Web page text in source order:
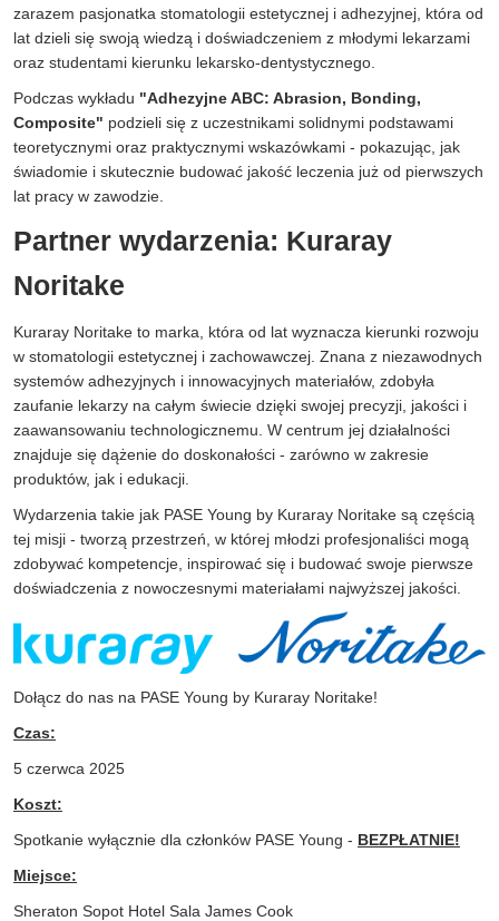
zarazem pasjonatka stomatologii estetycznej i adhezyjnej, która od
lat dzieli się swoją wiedzą i doświadczeniem z młodymi lekarzami
oraz studentami kierunku lekarsko-dentystycznego.
Podczas wykładu "Adhezyjne ABC: Abrasion, Bonding,
Composite" podzieli się z uczestnikami solidnymi podstawami
teoretycznymi oraz praktycznymi wskazówkami - pokazując, jak
świadomie i skutecznie budować jakość leczenia już od pierwszych
lat pracy w zawodzie.
Partner wydarzenia: Kuraray
Noritake
Kuraray Noritake to marka, która od lat wyznacza kierunki rozwoju
w stomatologii estetycznej i zachowawczej. Znana z niezawodnych
systemów adhezyjnych i innowacyjnych materiałów, zdobyła
zaufanie lekarzy na całym świecie dzięki swojej precyzji, jakości i
zaawansowaniu technologicznemu. W centrum jej działalności
znajduje się dążenie do doskonałości - zarówno w zakresie
produktów, jak i edukacji.
Wydarzenia takie jak PASE Young by Kuraray Noritake są częścią
tej misji - tworzą przestrzeń, w której młodzi profesjonaliści mogą
zdobywać kompetencje, inspirować się i budować swoje pierwsze
doświadczenia z nowoczesnymi materiałami najwyższej jakości.
Dołącz do nas na PASE Young by Kuraray Noritake!
Czas:
5 czerwca 2025
Koszt:
Spotkanie wyłącznie dla członków PASE Young - BEZPŁATNIE!
Miejsce:
Sheraton Sopot Hotel Sala James Cook